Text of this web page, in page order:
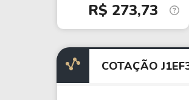
Ações
Taesa
Itausa
Ambev
FIIs
R$ 273,73
COTAÇÃO